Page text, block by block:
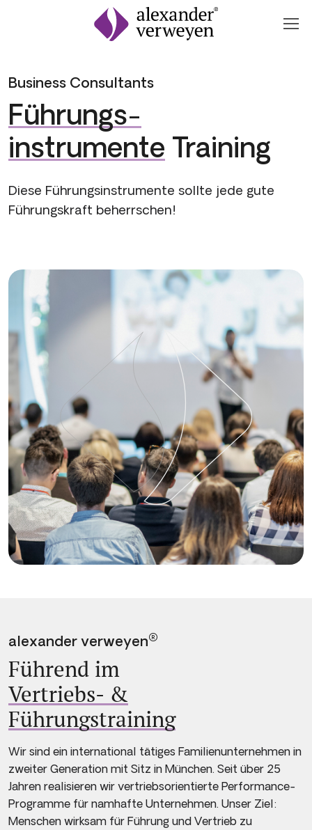
Zum Inhalt springen
Business Consultants
Führungs­-
instrumente Training
Diese Führungsinstrumente sollte jede gute
Führungskraft beherrschen!
alexander verweyen®
Führend im
Vertriebs- &
Führungstraining
Wir sind ein international tätiges Familienunternehmen in
zweiter Generation mit Sitz in München. Seit über 25
Jahren realisieren wir vertriebsorientierte Performance-
Programme für namhafte Unternehmen. Unser Ziel:
Menschen wirksam für Führung und Vertrieb zu